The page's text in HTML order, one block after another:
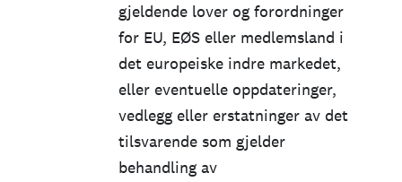
gjeldende lover og forordninger
for EU, EØS eller medlemsland i
det europeiske indre markedet,
eller eventuelle oppdateringer,
vedlegg eller erstatninger av det
tilsvarende som gjelder
behandling av